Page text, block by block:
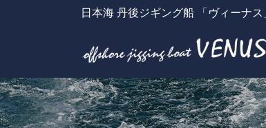
へ
ス
キ
ッ
ョ
ン
に
移
日本海 丹後ジギング船 「ヴィーナ